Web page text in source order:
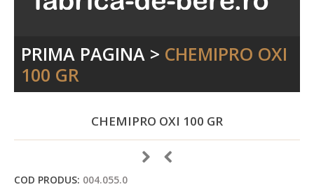
PRIMA PAGINA > CHEMIPRO OXI
100 GR
CHEMIPRO OXI 100 GR
COD PRODUS: 004.055.0